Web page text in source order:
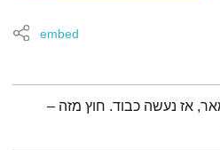
embed
אז נעשה כבוד. חוץ מזה –